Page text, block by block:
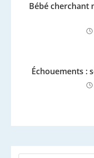
Bébé cherchant
Échouements :